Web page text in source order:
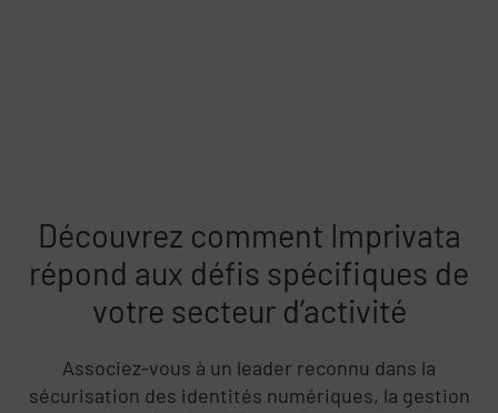
Découvrez comment Imprivata
répond aux défis spécifiques de
votre secteur d’activité
Associez-vous à un leader reconnu dans la
sécurisation des identités numériques, la gestion